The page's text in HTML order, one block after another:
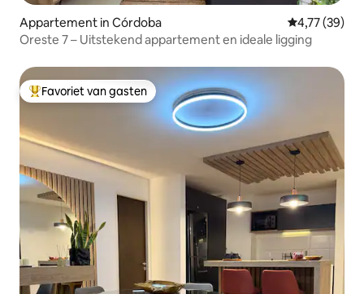
Appartement in Córdoba Gemiddelde
4,77 (39)
Oreste 7 – Uitstekend appartement en ideale ligging
Topfavoriet van gasten
Favoriet van gasten